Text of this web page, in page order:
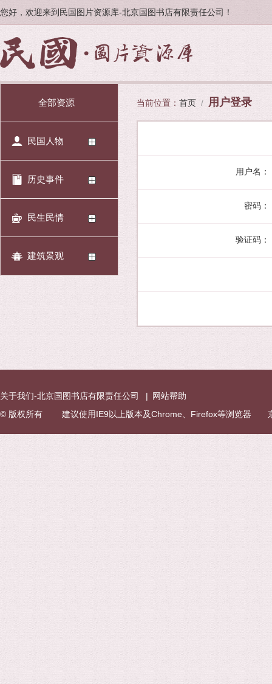
您好，欢迎来到民国图片资源库-北京国图书店有限责任公司！
全部资源
民国人物
历史事件
民生民情
建筑景观
当前位置： 首页 / 用户登录
用户名：
密码：
验证码：
关于我们-北京国图书店有限责任公司 | 网站帮助
© 版权所有 建议使用IE9以上版本及Chrome、Firefox等浏览器